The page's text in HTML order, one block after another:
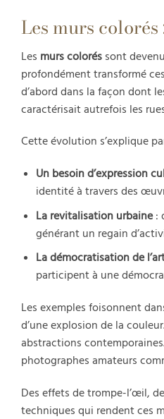
Les murs
Les murs colorés sont
profondément transformé
d’abord dans la façon dont
caractérisait autrefois les
Cette évolution s’explique
Un besoin d’expression
identité à travers des
La revitalisation urbaine:
générant un regain
La démocratisation de
participent à une
Les exemples foisonnent
d’une explosion de la
abstractions
photographes amateurs
Des effets de trompe-l’œil,
techniques qui rendent ces